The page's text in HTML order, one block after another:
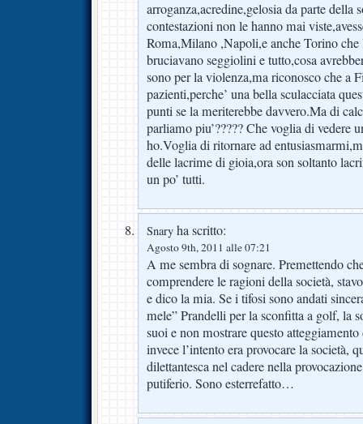
arroganza,acredine,gelosia da parte della
contestazioni non le hanno mai
Roma,Milano ,Napoli,e anche Torino che
bruciavano seggiolini e tutto,cosa
sono per la violenza,ma riconosco che a
pazienti,perche’ una bella sculacciata
punti se la meriterebbe davvero.Ma di
parliamo piu’????? Che voglia di vedere
ho.Voglia di ritornare ad
delle lacrime di gioia,ora son soltanto
un po’ tutti.
Snary ha scritto:
Agosto 9th, 2011 alle 07:21
A me sembra di sognare. Premettendo
comprendere le ragioni della società,
e dico la mia. Se i tifosi sono andati
mele” Prandelli per la sconfitta a golf, la
suoi e non mostrare questo
invece l’intento era provocare la società,
dilettantesca nel cadere nella
putiferio. Sono esterrefatto…